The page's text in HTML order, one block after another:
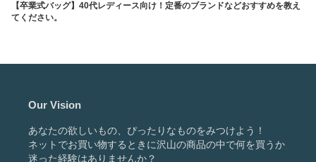
【卒業式バッグ】40代レディース向け！定番のブランドなどおすすめを教え
てください。
Our Vision
あなたの欲しいもの、ぴったりなものをみつけよう！
ネットでお買い物するときに沢山の商品の中で何を買うか
迷った経験はありませんか？